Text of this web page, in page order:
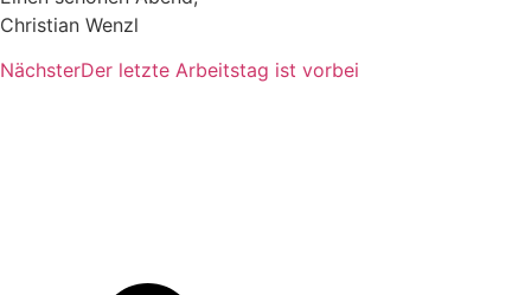
Christian Wenzl
NächsterDer letzte Arbeitstag ist vorbei